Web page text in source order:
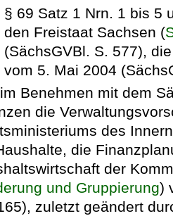
§ 69 Satz 1 Nrn. 1 bis 5
den Freistaat Sachsen (
(SächsGVBl. S. 577),
vom 5. Mai 2004
Benehmen mit dem
die
des
die
der
und Gruppierung)
zuletzt geändert